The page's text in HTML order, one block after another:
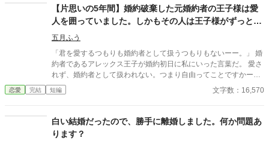
星座占いを見る為だけにある訳ではない」 ⑤「『お姉様はズル
い！』が口癖の双子の弟が現世の婚約者！ 前世では弟を立てる
他人なので天才として実力を充分に発揮したいと思います！」 ⑥
「婚約破棄をしたいと彼は言った。契約書とおふだにご用心」 ⑦
「伯爵家に半世紀仕えた老メイドは伯爵親子の罠にハマり無一文
で追放される。老メイドを助けたのはポーカーフェイスの美女で
した」 ⑧「お客様の中に褒め褒めの感想を書ける方はいらっしゃ
いませんか？ 天才美文感想書きVS普通の少女がえんぴつで書い
とドントール国の和平のために、マティアはこの国に嫁いでき
た。ポールとの結婚は政略的なもの。彼らの意志は一切介入して
いない。 「どんなことがあっても、僕は君を王妃とは認めな
い。」 ポールはマティアを憎しみを込めた目でマティアを見つ
める。美しい黒髪に青い瞳。ドントール国の宝石と評されるマテ
ィア。 「私が……ずっと貴方を好きだったと知っても、妻として
認めてくれないの……？」 「ちっ……」 ポールは顔をしかめて
舌打ちをした。 「……だからどうした。幼いころのくだらない
感情に……今更意味はない。」 ポールは険しい顔でマティアを
はできない理由があった。 二人の結婚式が行われた一週間後、マ
ティアは衝撃の事実を知ることになる。 「サラが懐妊したですっ
【片思いの5年間】婚約破棄した元婚約者の王子様は愛
人を囲っていました。しかもその人は王子様がずっと愛
していた幼馴染でした。
五月ふう
「君を愛するつもりも婚約者として扱うつもりもないーー。」 婚
約者であるアレックス王子が婚約初日に私にいった言葉だ。 愛さ
れず、婚約者として扱われない。つまり自由ってことですかー
ー？ それって最高じゃないですか。 ずっとそう思っていた私が、
王子様に溺愛されるまでの物語。 この作品は 「婚約破棄した元婚
ずっと愛していた幼馴染でした。」のスピンオフ作品となってい
ます。 どちらの作品から読んでも楽しめるようになっています。
気になる方は是非上記の作品も手にとってみてください。
恋愛 完結 短編 文字数：16,570
白い結婚だったので、勝手に離婚しました。何か問題あ
ります？